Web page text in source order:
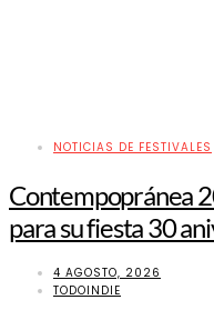
NOTICIAS DE FESTIVALES
Contempopránea
para su fiesta 30
4 AGOSTO, 2026
TODOINDIE